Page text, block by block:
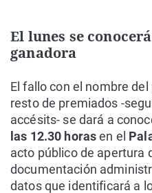
El lunes se
ganadora
El fallo con el nombre
resto de premiados -
accésits- se dará a
las 12.30 horasen el
acto público de apertura
documentación
datos que identificará a